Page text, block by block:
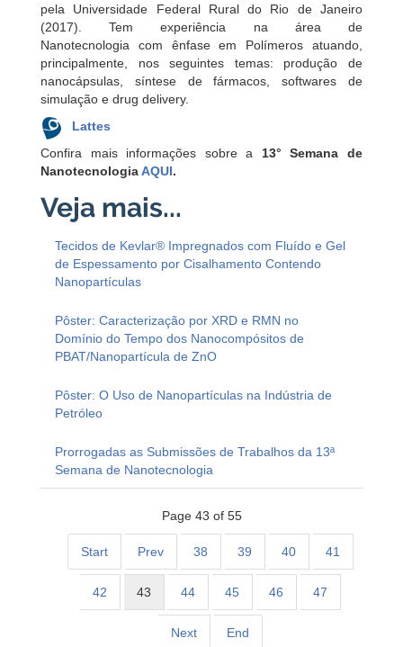
pela Universidade Federal Rural do Rio de Janeiro
(2017). Tem experiência na área de
Nanotecnologia com ênfase em Polímeros atuando,
principalmente, nos seguintes temas: produção de
nanocápsulas, síntese de fármacos, softwares de
simulação e drug delivery.
Lattes
Confira mais informações sobre a 13° Semana de
NanotecnologiaAQUI.
Tecidos de Kevlar® Impregnados com Fluído e Gel
de Espessamento por Cisalhamento Contendo
Nanopartículas
Pôster: Caracterização por XRD e RMN no
Domínio do Tempo dos Nanocompósitos de
PBAT/Nanopartícula de ZnO
Pôster: O Uso de Nanopartículas na Indústria de
Petróleo
Prorrogadas as Submissões de Trabalhos da 13ª
Semana de Nanotecnologia
Page 43 of 55
Start Prev 38 39 40 41
42 43 44 45 46 47
Next End